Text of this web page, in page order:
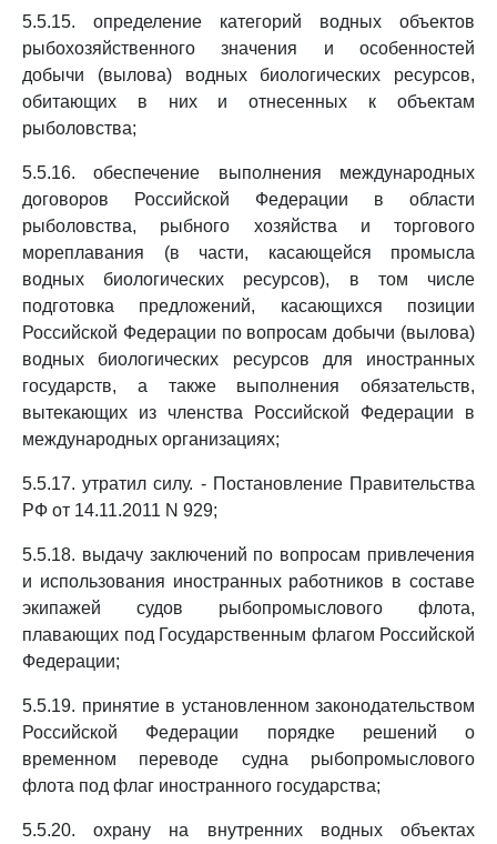
5.5.15. определение категорий водных объектов
рыбохозяйственного значения и особенностей
добычи (вылова) водных биологических ресурсов,
обитающих в них и отнесенных к объектам
рыболовства;
5.5.16. обеспечение выполнения международных
договоров Российской Федерации в области
рыболовства, рыбного хозяйства и торгового
мореплавания (в части, касающейся промысла
водных биологических ресурсов), в том числе
подготовка предложений, касающихся позиции
Российской Федерации по вопросам добычи (вылова)
водных биологических ресурсов для иностранных
государств, а также выполнения обязательств,
вытекающих из членства Российской Федерации в
международных организациях;
5.5.17. утратил силу. - Постановление Правительства
РФ от 14.11.2011 N 929;
5.5.18. выдачу заключений по вопросам привлечения
и использования иностранных работников в составе
экипажей судов рыбопромыслового флота,
плавающих под Государственным флагом Российской
Федерации;
5.5.19. принятие в установленном законодательством
Российской Федерации порядке решений о
временном переводе судна рыбопромыслового
флота под флаг иностранного государства;
5.5.20. охрану на внутренних водных объектах